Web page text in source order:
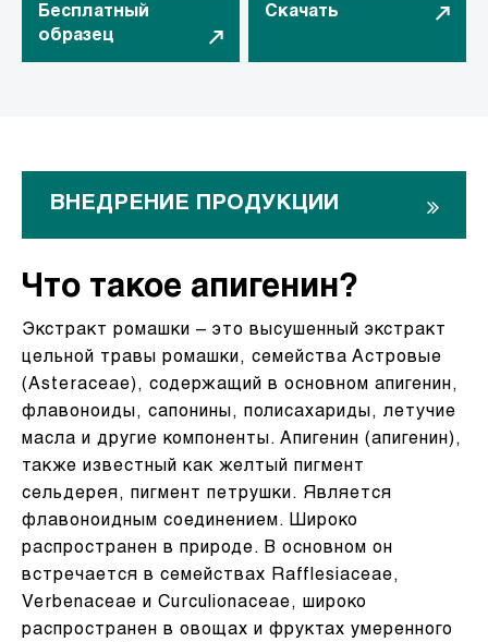
Бесплатный
образец
Скачать
ВНЕДРЕНИЕ ПРОДУКЦИИ
Что такое апигенин?
Экстракт ромашки – это высушенный экстракт
цельной травы ромашки, семейства Астровые
(Asteraceae), содержащий в основном апигенин,
флавоноиды, сапонины, полисахариды, летучие
масла и другие компоненты. Апигенин (апигенин),
также известный как желтый пигмент
сельдерея, пигмент петрушки. Является
флавоноидным соединением. Широко
распространен в природе. В основном он
встречается в семействах Rafflesiaceae,
Verbenaceae и Curculionaceae, широко
распространен в овощах и фруктах умеренного